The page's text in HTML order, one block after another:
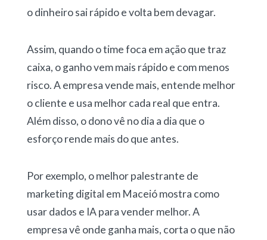
o dinheiro sai rápido e volta bem devagar.
Assim, quando o time foca em ação que traz
caixa, o ganho vem mais rápido e com menos
risco. A empresa vende mais, entende melhor
o cliente e usa melhor cada real que entra.
Além disso, o dono vê no dia a dia que o
esforço rende mais do que antes.
Por exemplo, o melhor palestrante de
marketing digital em Maceió mostra como
usar dados e IA para vender melhor. A
empresa vê onde ganha mais, corta o que não